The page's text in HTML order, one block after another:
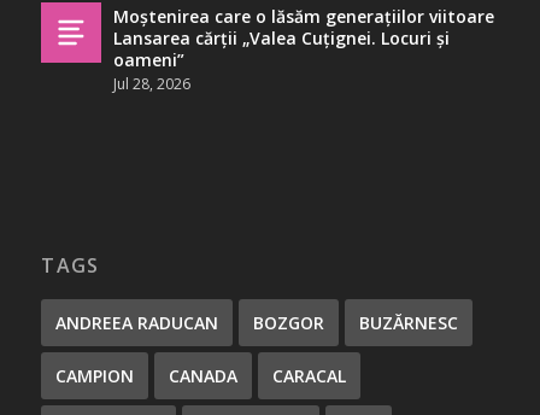
Moștenirea care o lăsăm generațiilor viitoare
Lansarea cărții „Valea Cuțignei. Locuri și
oameni”
Jul 28, 2026
TAGS
ANDREEA RADUCAN BOZGOR BUZĂRNESC
CAMPION CANADA CARACAL